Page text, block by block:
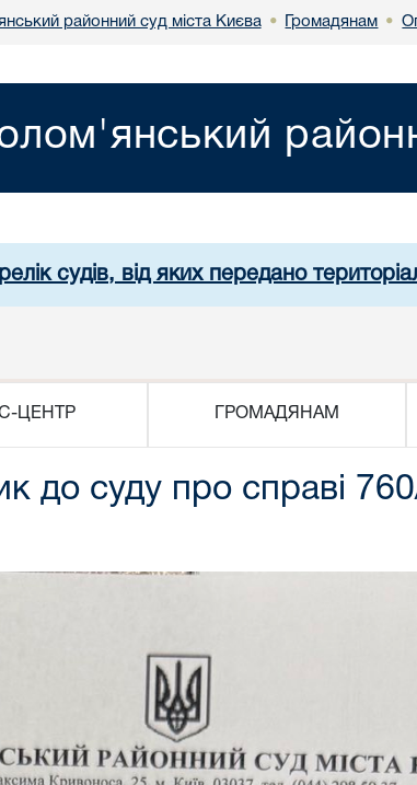
районний суд міста Києва • Громадянам •
судів, від яких передано
ЦЕНТР ГРОМАДЯНАМ
до суду про справі